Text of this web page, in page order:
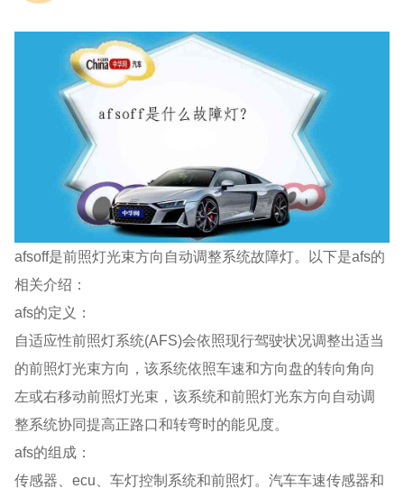
afsoff是前照灯光束方向自动调整系统故障灯。以下是afs的
相关介绍：
afs的定义：
自适应性前照灯系统(AFS)会依照现行驾驶状况调整出适当
的前照灯光束方向，该系统依照车速和方向盘的转向角向
左或右移动前照灯光束，该系统和前照灯光东方向自动调
整系统协同提高正路口和转弯时的能见度。
afs的组成：
传感器、ecu、车灯控制系统和前照灯。汽车车速传感器和